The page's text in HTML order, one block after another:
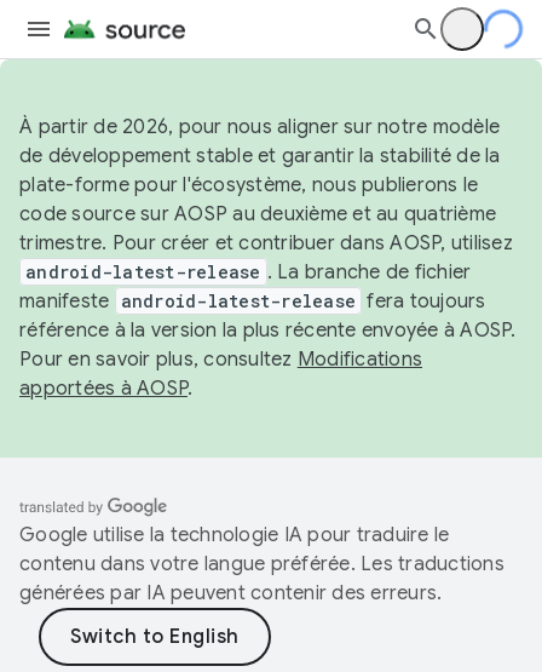
À partir de 2026, pour nous aligner sur notre modèle
de développement stable et garantir la stabilité de la
plate-forme pour l'écosystème, nous publierons le
code source sur AOSP au deuxième et au quatrième
trimestre. Pour créer et contribuer dans AOSP, utilisez
android-latest-release . La branche de fichier
manifeste android-latest-release fera toujours
référence à la version la plus récente envoyée à AOSP.
Pour en savoir plus, consultez Modifications
apportées à AOSP.
Google utilise la technologie IA pour traduire le
contenu dans votre langue préférée. Les traductions
générées par IA peuvent contenir des erreurs.